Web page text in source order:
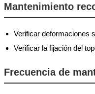
Mantenimiento
Verificar deformaciones
Verificar la fijación del
Frecuencia de